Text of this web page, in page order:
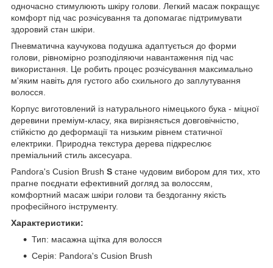
одночасно стимулюють шкіру голови. Легкий масаж покращує
комфорт під час розчісування та допомагає підтримувати
здоровий стан шкіри.
Пневматична каучукова подушка адаптується до форми
голови, рівномірно розподіляючи навантаження під час
використання. Це робить процес розчісування максимально
м'яким навіть для густого або схильного до заплутування
волосся.
Корпус виготовлений із натурального німецького бука - міцної
деревини преміум-класу, яка вирізняється довговічністю,
стійкістю до деформації та низьким рівнем статичної
електрики. Природна текстура дерева підкреслює
преміальний стиль аксесуара.
Pandora's Cusion Brush S стане чудовим вибором для тих, хто
прагне поєднати ефективний догляд за волоссям,
комфортний масаж шкіри голови та бездоганну якість
професійного інструменту.
Характеристики:
Тип: масажна щітка для волосся
Серія: Pandora's Cusion Brush